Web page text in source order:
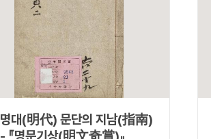
명대(明代) 문단의 지남(指南)